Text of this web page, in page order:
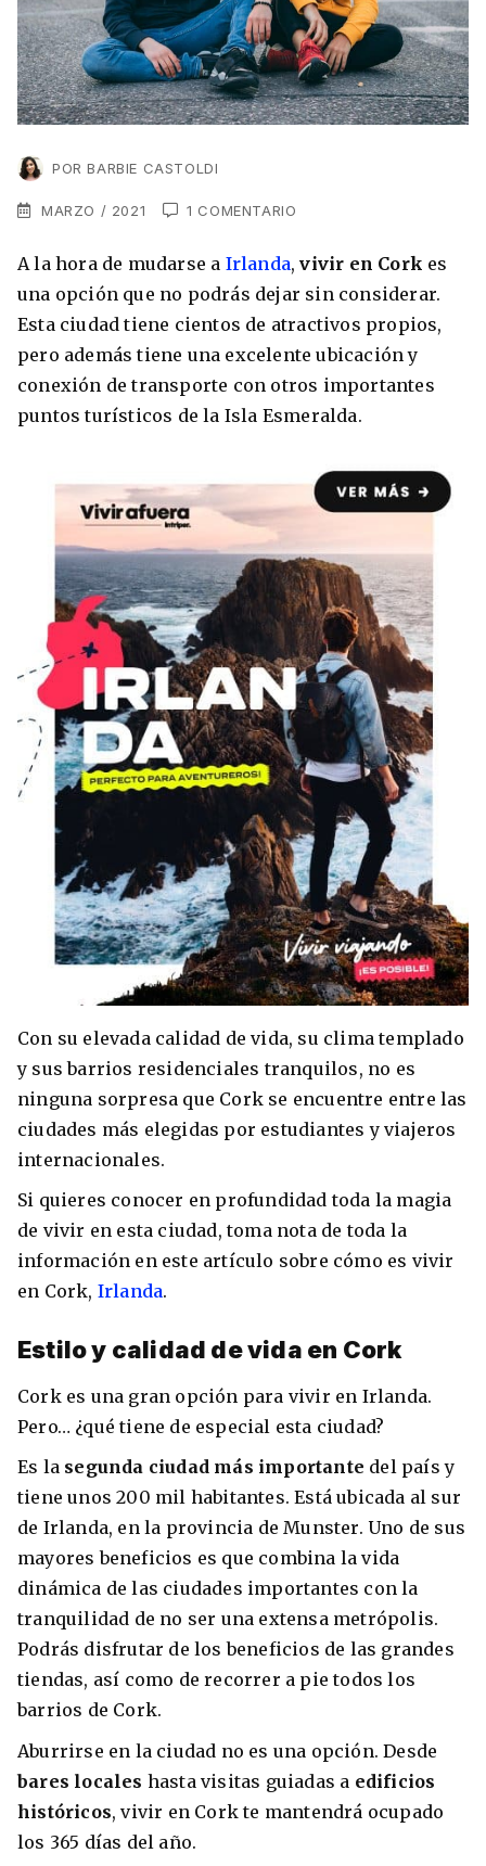
Working Holidays
Lo último sobre intercambios
Los países que más innovan en el campo
Romina Guzman 24/11/2021
Australia permitirá la entrada de
estudiantes y trabajadores cualificados
vacunados contra el Covid-19
Agustina Fontirroig 23/11/2021
8 ciudades para tomar cursos de inglés
intensivo
Barbie Castoldi
Malta
Reino Unido
Suecia
China
Corea del Sur
Japón
Oceanía
Nueva Zelanda
América
Brasil
Canadá
Estados Unidos
Ecuador
México
VER TODOS LOS PAÍSES
VER TODAS LAS EXPERIENCIAS
Estudia un Máster de Marketing en Madrid
Estudia Inglés frente al Mediterráneo
Estudia un Bachelor de IT en Cork
Estudia Business en Auckland
+30 Summer English for Professionals en
Melbourne
Síguenos en las redes
Suscríbete a nuestro
newsletter
Recibe toda la info que necesitas para
vivir afuera.
He leído y acepto los Términos y
Condiciones
ENVIAR
POR BARBIE CASTOLDI
MARZO / 2021 1 COMENTARIO
A la hora de mudarse a Irlanda,vivir en Cork es
una opción que no podrás dejar sin considerar.
Esta ciudad tiene cientos de atractivos propios,
pero además tiene una excelente ubicación y
conexión de transporte con otros importantes
puntos turísticos de la Isla Esmeralda.
Con su elevada calidad de vida, su clima templado
y sus barrios residenciales tranquilos, no es
ninguna sorpresa que Cork se encuentre entre las
ciudades más elegidas por estudiantes y viajeros
internacionales.
Si quieres conocer en profundidad toda la magia
de vivir en esta ciudad, toma nota de toda la
información en este artículo sobre cómo es vivir
en Cork, Irlanda.
Estilo y calidad de vida en Cork
Cork es una gran opción para vivir en Irlanda.
Pero… ¿qué tiene de especial esta ciudad?
Es la segunda ciudad más importante del país y
tiene unos 200 mil habitantes. Está ubicada al sur
de Irlanda, en la provincia de Munster. Uno de sus
mayores beneficios es que combina la vida
dinámica de las ciudades importantes con la
tranquilidad de no ser una extensa metrópolis.
Podrás disfrutar de los beneficios de las grandes
tiendas, así como de recorrer a pie todos los
barrios de Cork.
Aburrirse en la ciudad no es una opción. Desde
bares locales hasta visitas guiadas a edificios
históricos, vivir en Cork te mantendrá ocupado
los 365 días del año.